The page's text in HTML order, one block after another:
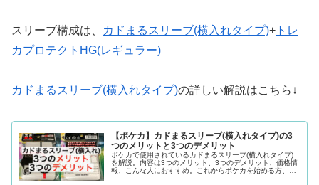
スリーブ構成は、 カドまるスリーブ(横入れタイプ)+ トレ
カプロテクトHG(レギュラー)
カドまるスリーブ(横入れタイプ)の詳しい解説はこちら↓
【ポケカ】カドまるスリーブ(横入れタイプ)の3
つのメリットと3つのデメリット
ポケカで使用されているカドまるスリーブ(横入れタイプ)
を解説。内容は3つのメリット、3つのデメリット、価格情
報、こんな人におすすめ。これからポケカを始める方、ポ